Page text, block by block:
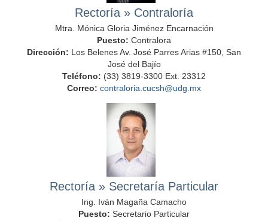
Rectoría » Contraloría
Mtra. Mónica Gloria Jiménez Encarnación
Puesto: Contralora
Dirección: Los Belenes Av. José Parres Arias #150, San
José del Bajío
Teléfono: (33) 3819-3300 Ext. 23312
Correo: contraloria.cucsh@udg.mx
Rectoría » Secretaría Particular
Ing. Iván Magaña Camacho
Puesto: Secretario Particular